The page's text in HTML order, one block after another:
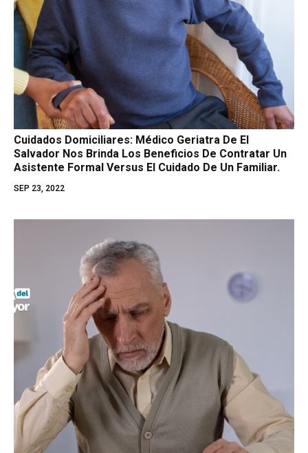
Cuidados Domiciliares: Médico Geriatra De El
Salvador Nos Brinda Los Beneficios De Contratar Un
Asistente Formal Versus El Cuidado De Un Familiar.
SEP 23, 2022